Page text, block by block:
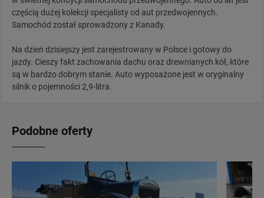
częścią dużej kolekcji specjalisty od aut przedwojennych.
Samochód został sprowadzony z Kanady.
Na dzień dzisiejszy jest zarejestrowany w Polsce i gotowy do
jazdy. Cieszy fakt zachowania dachu oraz drewnianych kół, które
są w bardzo dobrym stanie. Auto wyposażone jest w oryginalny
silnik o pojemności 2,9-litra.
Podobne oferty